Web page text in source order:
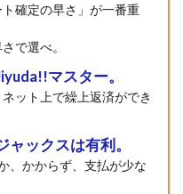
確定の早さ」が一番重
で選べ。
マスター。
ット上で繰上返済ができ
ックスは有利。
、かからず、支払が少な